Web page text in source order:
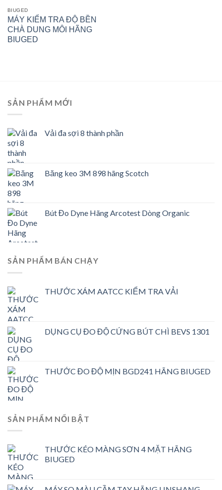
BIUGED
MÁY KIỂM TRA ĐỘ BỀN
CHÀ DUNG MÔI HÃNG
BIUGED
SẢN PHẨM MỚI
Vải đa sợi 8 thành phần
Băng keo 3M 898 hãng Scotch
Bút Đo Dyne Hãng Arcotest Dòng Organic
SẢN PHẨM BÁN CHẠY
THƯỚC XÁM AATCC KIỂM TRA VẢI
DỤNG CỤ ĐO ĐỘ CỨNG BÚT CHÌ BEVS 1301
THƯỚC ĐO ĐỘ MỊN BGD241 HÃNG BIUGED
SẢN PHẨM NỔI BẬT
THƯỚC KÉO MÀNG SƠN 4 MẶT HÃNG
BIUGED